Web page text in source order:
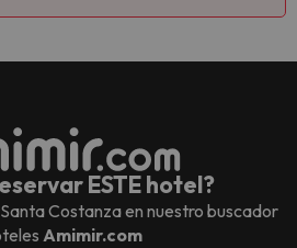
ESTE hotel?
Costanzaen nuestro buscador
Amimir.com